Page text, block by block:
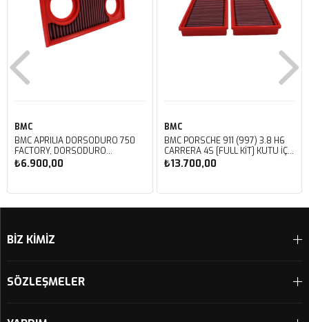
BMC
BMC APRILIA DORSODURO 750
FACTORY, DORSODURO
900, SHIVER 750 GT, SHIVER
750 KUTU İÇİ PERFORMANS
₺6.900,00
BMC
BMC PORSCHE 911 (997) 3.8 H6
CARRERA 4S [FULL KIT] KUTU İÇİ
PERFORMANS HAVA FİLTRESİ
FB468/20
₺13.700,00
BİZ KİMİZ
SÖZLEŞMELER